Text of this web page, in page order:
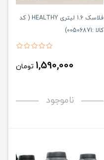
فلاسک 1.6 لیتری HEALTHY ( کد
کالا :00506871)
1,590,000 تومان
ناموجود